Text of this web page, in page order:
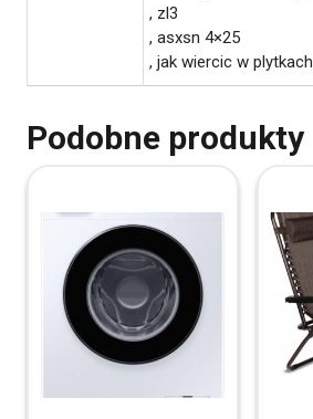
, zl3
, asxsn 4×25
, jak wiercic w plytkach
Podobne produkty